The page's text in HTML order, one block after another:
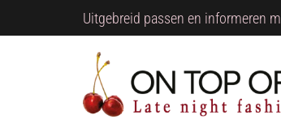
Uitgebreid passen en informeren